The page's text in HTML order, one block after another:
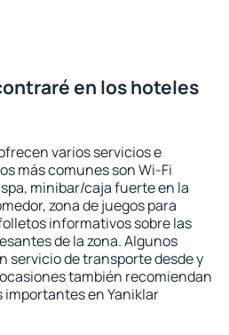
en los hoteles
varios servicios e
más comunes son Wi-Fi
minibar/caja fuerte en la
zona de juegos para
informativos sobre las
de la zona. Algunos
servicio de transporte desde y
también recomiendan
importantes en Yaniklar